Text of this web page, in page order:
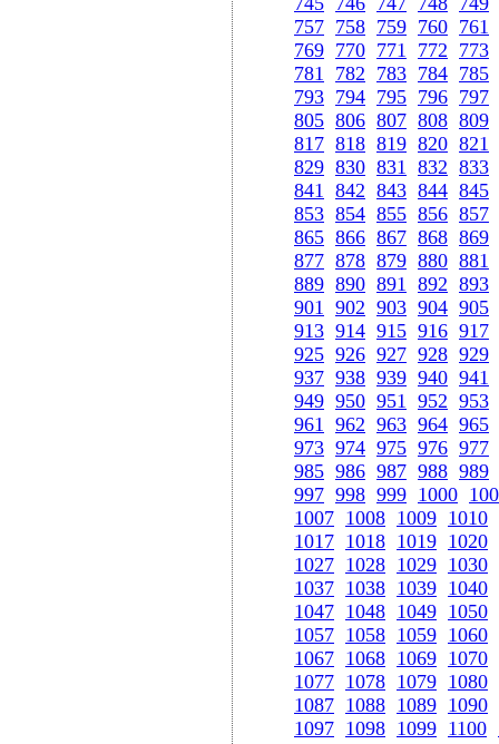
757 758 759 760 761
769 770 771 772 773
781 782 783 784 785
793 794 795 796 797
805 806 807 808 809
817 818 819 820 821
829 830 831 832 833
841 842 843 844 845
853 854 855 856 857
865 866 867 868 869
877 878 879 880 881
889 890 891 892 893
901 902 903 904 905
913 914 915 916 917
925 926 927 928 929
937 938 939 940 941
949 950 951 952 953
961 962 963 964 965
973 974 975 976 977
985 986 987 988 989
997 998 999 1000
1007 1008 1009 1010
1017 1018 1019 1020
1027 1028 1029 1030
1037 1038 1039 1040
1047 1048 1049 1050
1057 1058 1059 1060
1067 1068 1069 1070
1077 1078 1079 1080
1087 1088 1089 1090
1097 1098 1099 1100